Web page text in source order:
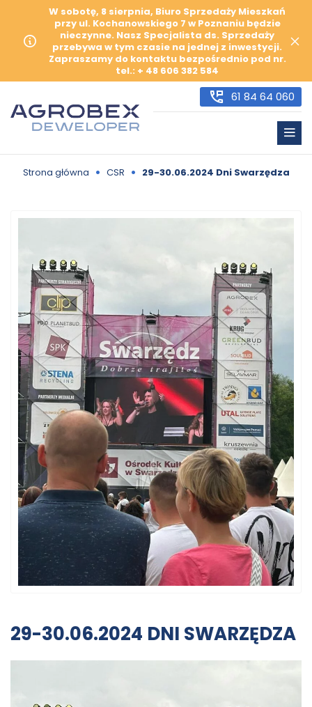
W sobotę, 8 sierpnia, Biuro Sprzedaży Mieszkań
przy ul. Kochanowskiego 7 w Poznaniu będzie
nieczynne. Nasz Specjalista ds. Sprzedaży
przebywa w tym czasie na jednej z inwestycji.
Zapraszamy do kontaktu bezpośrednio pod nr.
tel.: + 48 606 382 584
61 84 64 060
Strona główna • CSR • 29-30.06.2024 Dni Swarzędza
29-30.06.2024 DNI SWARZĘDZA